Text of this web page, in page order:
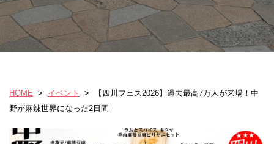
HOME > イベント >
【四川フェス2026】過去最高7万人が来場！中
野が麻辣世界になった2日間